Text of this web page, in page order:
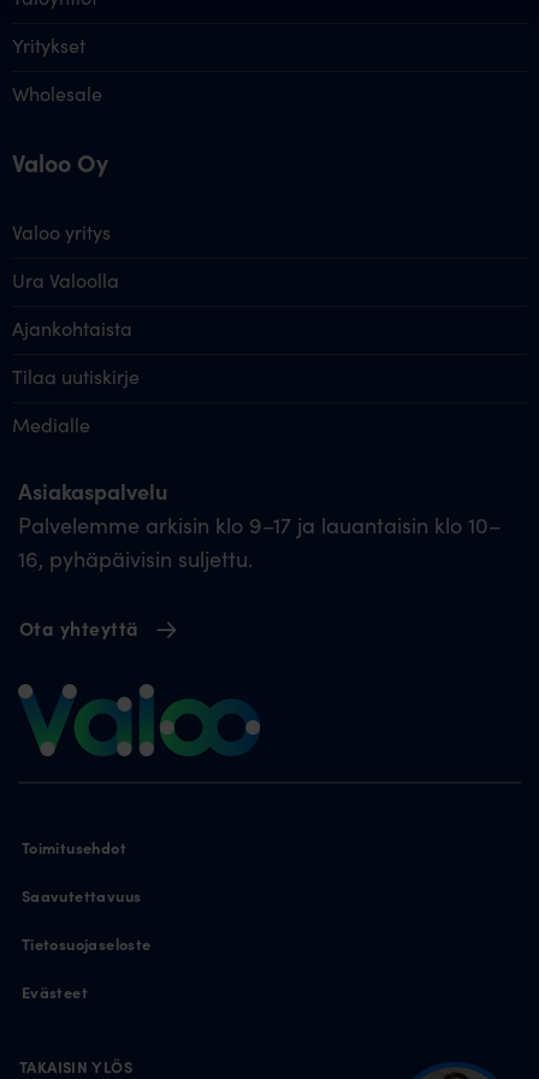
Yritykset
Wholesale
Valoo Oy
Valoo yritys
Ura Valoolla
Ajankohtaista
Tilaa uutiskirje
Medialle
Asiakaspalvelu
Palvelemme arkisin klo 9–17 ja lauantaisin klo 10–
16, pyhäpäivisin suljettu.
Ota yhteyttä
TAKAISIN YLÖS
Toimitusehdot
Saavutettavuus
Tietosuojaseloste
Evästeet